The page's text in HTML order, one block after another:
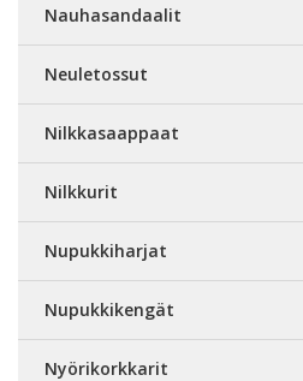
Nauhasandaalit
Neuletossut
Nilkkasaappaat
Nilkkurit
Nupukkiharjat
Nupukkikengät
Nyörikorkkarit